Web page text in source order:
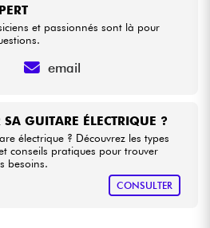
GUITARE ÉLECTRIQUE ?
électrique ? Découvrez les types
conseils pratiques pour trouver
besoins.
CONSULTER
et passionnés sont là pour
email